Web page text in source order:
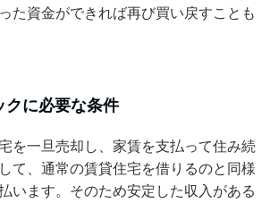
た資金ができれば再び買い戻すことも
クに必要な条件
を一旦売却し、家賃を支払って住み続
て、通常の賃貸住宅を借りるのと同様
います。そのため安定した収入がある